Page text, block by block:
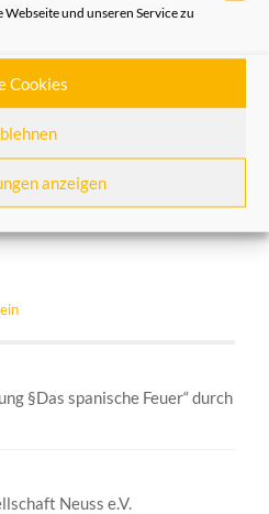
und unseren Service zu
Cookies
anzeigen
bei historischen und
der Heimatfreunde mit.
in dem Gespräch preis, das
2022 ab 20 hausstrahlen
die Sendung im
§Das spanische Feuer“ durch
Neuss e.V.